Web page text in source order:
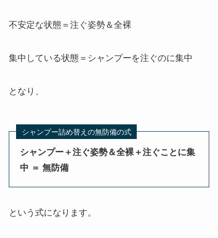
不安定な状態＝注ぐ姿勢＆全裸
集中している状態＝シャンプーを注ぐのに集中
となり、
シャンプー詰め替えの無防備の式
シャンプー＋注ぐ姿勢＆全裸＋注ぐことに集
中 ＝ 無防備
という式になります。